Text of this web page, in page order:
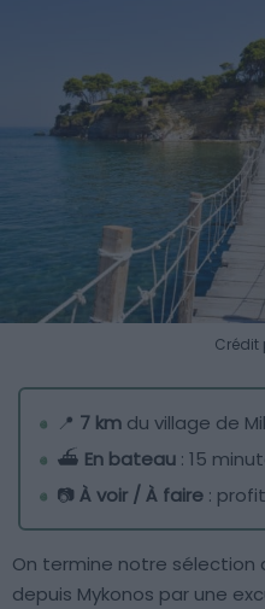
Crédit
📍 7 km du village de
⛴️ En bateau : 15
📷À voir / À faire :
On termine notre sélection
depuis Mykonos par une